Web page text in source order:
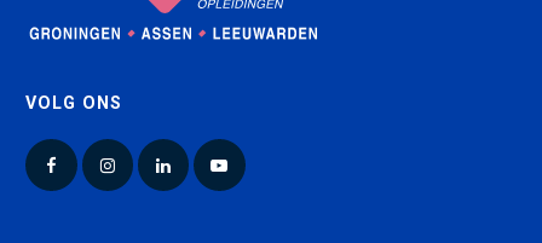
VOLG ONS
FacebookInstagramLinkedInYouTube